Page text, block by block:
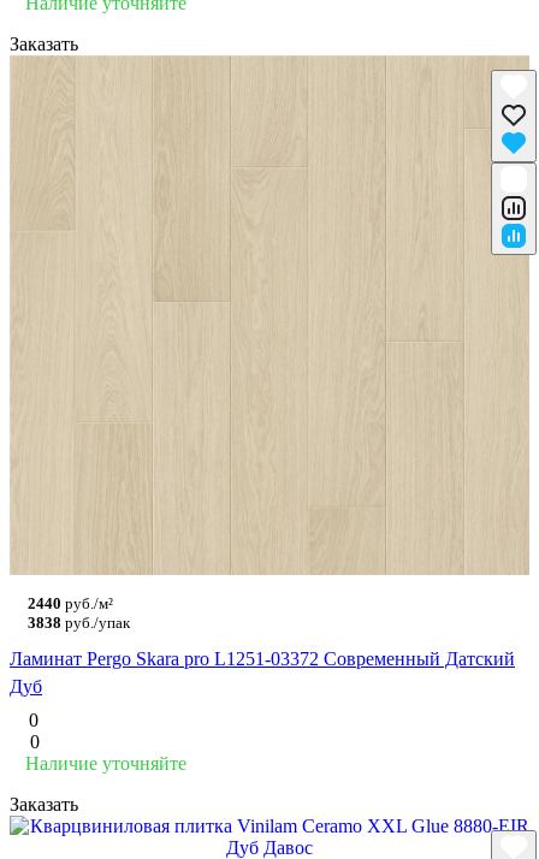
Заказать
2440 руб./м²
3838 руб./упак
Ламинат Pergo Skara pro L1251-03372 Современный Датский
Дуб
0
0
Наличие уточняйте
Заказать